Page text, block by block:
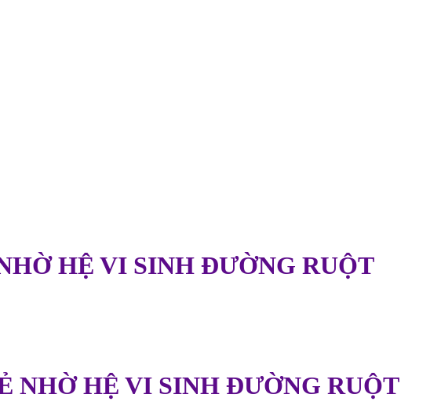
HỆ VI SINH ĐƯỜNG RUỘT
NHỜ HỆ VI SINH ĐƯỜNG RUỘT